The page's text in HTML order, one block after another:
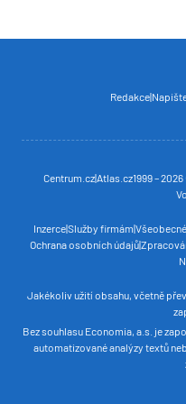
Redakce
Centrum.czAtlas.cz1999 –
InzerceSlužby firmám
Ochrana osobních údajů
Jakékoliv užití obsahu, včetně
Bez souhlasu Economia, a.s. je
automatizované analýzy textů